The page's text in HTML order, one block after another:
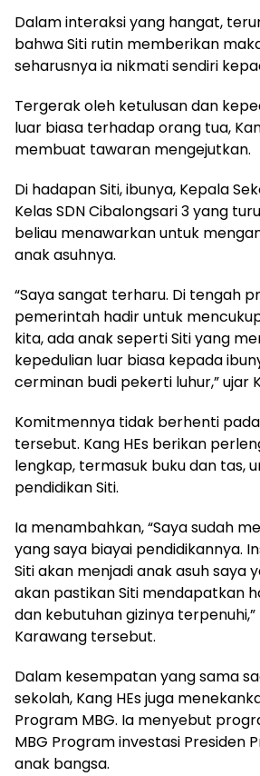
Dalam interaksi yang hangat,
bahwa Siti rutin memberikan
seharusnya ia nikmati sendiri
Tergerak oleh ketulusan dan
luar biasa terhadap orang tua,
membuat tawaran mengejutkan.
Di hadapan Siti, ibunya, Kepala
Kelas SDN Cibalongsari 3 yang
beliau menawarkan untuk
anak asuhnya.
“Saya sangat terharu. Di tengah
pemerintah hadir untuk
kita, ada anak seperti Siti yang
kepedulian luar biasa kepada
cerminan budi pekerti luhur,” ujar
Komitmennya tidak berhenti
tersebut. Kang HEs berikan
lengkap, termasuk buku dan tas,
pendidikan Siti.
Ia menambahkan, “Saya sudah
yang saya biayai pendidikannya.
Siti akan menjadi anak asuh saya
akan pastikan Siti mendapatkan
dan kebutuhan gizinya terpenuhi,”
Karawang tersebut.
Dalam kesempatan yang sama
sekolah, Kang HEs juga
Program MBG. Ia menyebut
MBG Program investasi Presiden
anak bangsa.